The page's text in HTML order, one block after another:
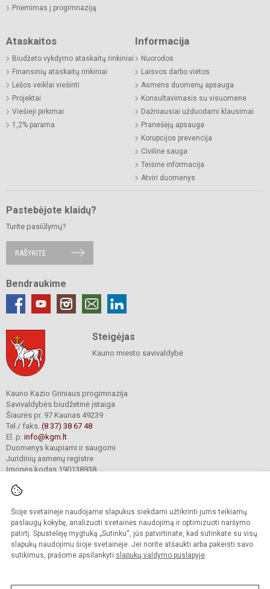
Šioje svetainėje naudojame slapukus siekdami užtikrinti jums teikiamų
paslaugų kokybę, analizuoti svetainės naudojimą ir optimizuoti naršymo
patirtį. Spustelėję mygtuką „Sutinku“, jūs patvirtinate, kad sutinkate su visų
slapukų naudojimu šioje svetainėje. Jei norite atšaukti arba pakeisti savo
sutikimus, prašome apsilankyti slapukų valdymo puslapyje.
Priėmimas į progimnaziją
Ataskaitos
Biudžeto vykdymo ataskaitų rinkiniai
Finansinių ataskaitų rinkiniai
Lėšos veiklai viešinti
Projektai
Viešieji pirkimai
1,2% parama
Informacija
Nuorodos
Laisvos darbo vietos
Asmens duomenų apsauga
Konsultavimasis su visuomene
Dažniausiai užduodami klausimai
Pranešėjų apsauga
Korupcijos prevencija
Civilinė sauga
Teisinė informacija
Atviri duomenys
Pastebėjote klaidų?
Turite pasiūlymų?
RAŠYKITE
Bendraukime
Steigėjas
Kauno miesto savivaldybė
Kauno Kazio Griniaus progimnazija
Savivaldybės biudžetinė įstaiga
Šiaurės pr. 97 Kaunas 49239
Tel./ faks. (8 37) 38 67 48
El. p. info@kgm.lt
Duomenys kaupiami ir saugomi
Juridinių asmenų registre
Įmonės kodas 190138938
© 2024. Kauno Kazio Griniaus progimnazija. Visos teisės saugomos.
Kopijuoti turinį be raštiško progimnazijos sutikimo griežtai draudžiama.
Prieinamumo paraiška Slapukų valdymas
Sumanus būdas atnaujinti